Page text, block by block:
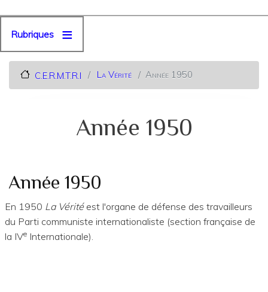
Rubriques
C.E.R.M.T.R.I La Vérité Année 1950
Année 1950
Année 1950
En 1950 La Vérité est l'organe de défense des travailleurs
du Parti communiste internationaliste (section française de
la IVe Internationale).